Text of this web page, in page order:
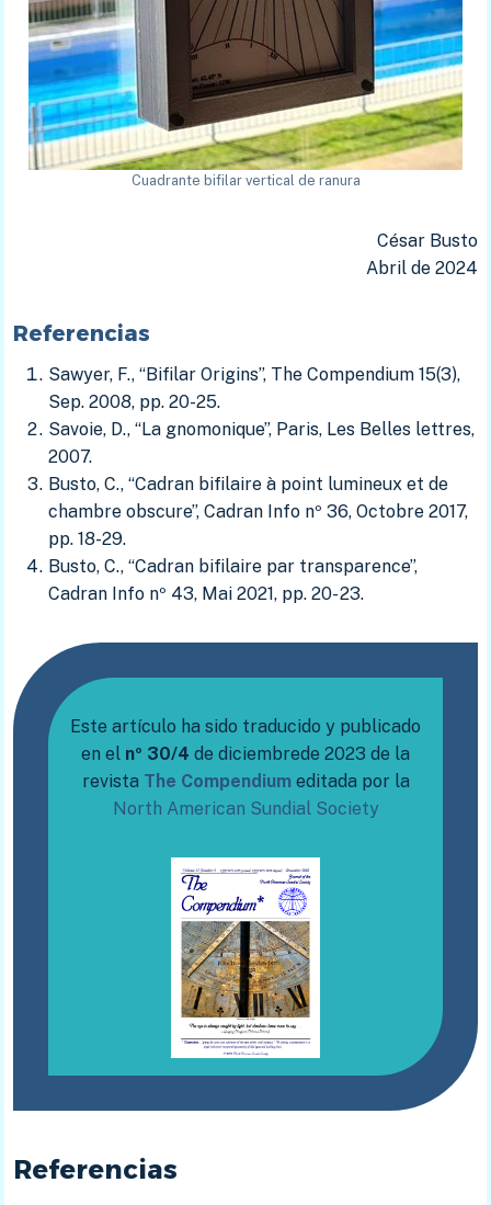
Cuadrante bifilar vertical de ranura
César Busto
Abril de 2024
Referencias
Sawyer, F., “Bifilar Origins”, The Compendium 15(3),
Sep. 2008, pp. 20-25.
Savoie, D., “La gnomonique”, Paris, Les Belles lettres,
2007.
Busto, C., “Cadran bifilaire à point lumineux et de
chambre obscure”, Cadran Info nº 36, Octobre 2017,
pp. 18-29.
Busto, C., “Cadran bifilaire par transparence”,
Cadran Info nº 43, Mai 2021, pp. 20- 23.
Este artículo ha sido traducido y publicado
en el nº 30/4 de diciembrede 2023 de la
revista The Compendiumeditada por la
North American Sundial Society
Referencias